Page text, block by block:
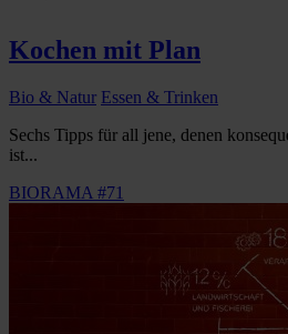
Kochen mit Plan
Bio & Natur Essen & Trinken
Sechs Tipps für all jene, denen
ist...
BIORAMA #71